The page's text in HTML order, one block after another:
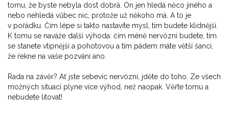
tomu, že byste nebyla dost dobrá. On jen hledá něco jiného a
nebo nehledá vůbec nic, protože už někoho má. A to je
v pořádku. Čím lépe si takto nastavíte mysl, tím budete klidnější.
K tomu se naváže další výhoda: čím méně nervózní budete, tím
se stanete vtipnější a pohotovou a tím pádem máte větší šanci,
že řekne na vaše pozvání ano.
Rada na závěr? Ať jste sebevíc nervózní, jděte do toho. Ze všech
možných situací plyne více výhod, než naopak. Věřte tomu a
nebudete litovat!